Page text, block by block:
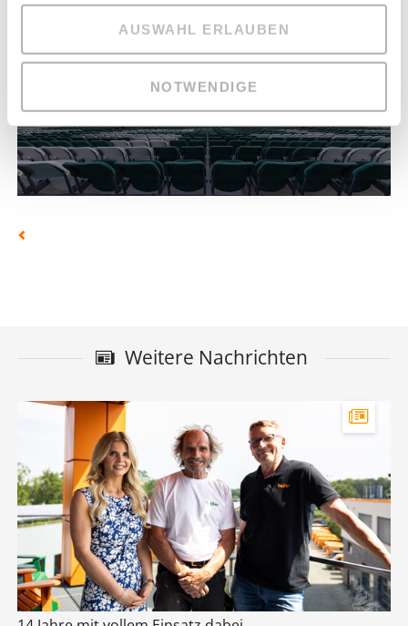
AUSWAHL ERLAUBEN
NOTWENDIGE
Weitere Nachrichten